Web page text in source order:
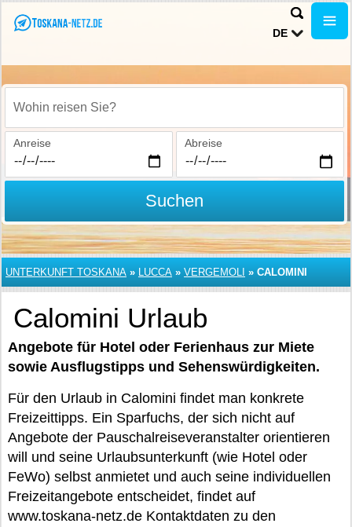
DE
Wohin reisen Sie?
Anreise Abreise
Suchen
UNTERKUNFT TOSKANA » LUCCA » VERGEMOLI » CALOMINI
Calomini Urlaub
Angebote für Hotel oder Ferienhaus zur Miete
sowie Ausflugstipps und Sehenswürdigkeiten.
Für den Urlaub in Calomini findet man konkrete
Freizeittipps. Ein Sparfuchs, der sich nicht auf
Angebote der Pauschalreiseveranstalter orientieren
will und seine Urlaubsunterkunft (wie Hotel oder
FeWo) selbst anmietet und auch seine individuellen
Freizeitangebote entscheidet, findet auf
www.toskana-netz.de Kontaktdaten zu den